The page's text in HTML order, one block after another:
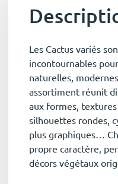
Les Cactus variés
incontournables
naturelles,
assortiment réunit
aux formes,
silhouettes rondes,
plus graphiques…
propre caractère,
décors végétaux